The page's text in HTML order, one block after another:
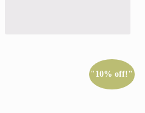
"10% off!"